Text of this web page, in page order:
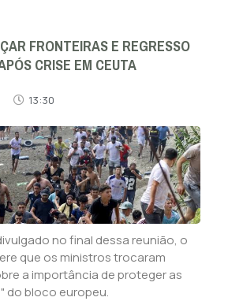
FRONTEIRAS E REGRESSO
CRISE EM CEUTA
13:30
no final dessa reunião, o
que os ministros trocaram
a importância de proteger as
do bloco europeu.